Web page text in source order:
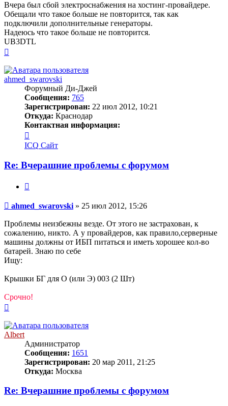
Вчера был сбой электроснабжения на хостинг-провайдере.
Обещали что такое больше не повторится, так как
подключили дополнительные генераторы.
Надеюсь что такое больше не повторится.
UB3DTL
началу
ahmed_swarovski
Форумный Ди-Джей
Сообщения: 765
Зарегистрирован: 22 июл 2012, 10:21
Откуда: Краснодар
Контактная информация:
информация
пользователя
ICQ Сайт
Re: Вчерашние проблемы с форумом
Сообщение
ahmed_swarovski » 25 июл 2012, 15:26
Проблемы неизбежны везде. От этого не застрахован, к
сожалению, никто. А у провайдеров, как правило,серверные
машины должны от ИБП питаться и иметь хорошее кол-во
батарей. Знаю по себе
Ищу:
Крышки БГ для О (или Э) 003 (2 Шт)
Срочно!
началу
Albert
Администратор
Сообщения: 1651
Зарегистрирован: 20 мар 2011, 21:25
Откуда: Москва
Re: Вчерашние проблемы с форумом